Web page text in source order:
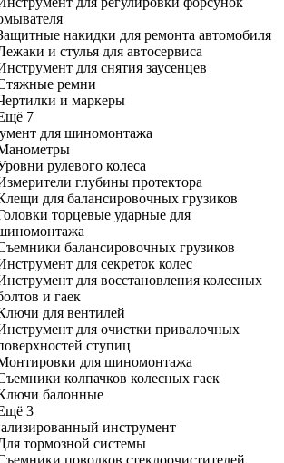
накидки для ремонта автомобиля
и стулья для автосервиса
для снятия заусенцев
ремни
и маркеры
7
для шиномонтажа
рулевого колеса
глубины протектора
для балансировочных грузиков
торцевые ударные для
балансировочных грузиков
для секреток колес
для восстановления колесных
и гаек
для вентилей
для очистки привалочных
ступиц
для шиномонтажа
колпачков колесных гаек
балонные
3
инструмент
тормозной системы